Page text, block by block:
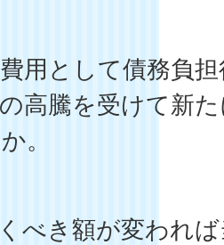
用として債務負
高騰を受けて新
。
べき額が変われ